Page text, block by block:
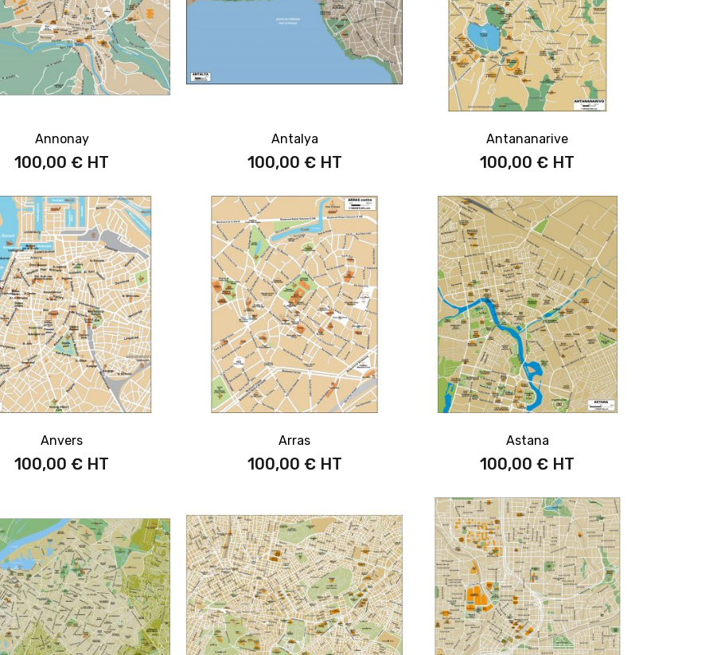
Annonay
100,00 €
Antalya
100,00 €
Antananarive
100,00 €
Anvers
100,00 €
Arras
100,00 €
Astana
100,00 €